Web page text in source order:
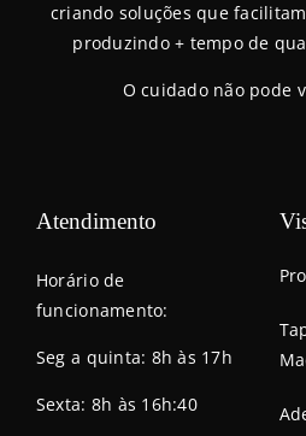
criando soluções que
produzindo + tempo de
O cuidado não pode
Atendimento
Horário de
funcionamento:
Seg a quinta: 8h às 17h
Sexta: 8h às 16h:40